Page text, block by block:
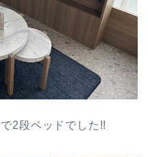
2段ベッドでした!!